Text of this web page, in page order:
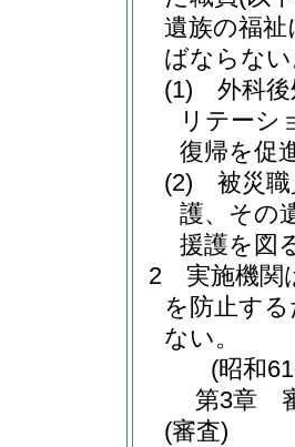
遺族の福
ばならな
(1)
外科
リテーシ
復帰を促
(2)
被災
護、その
援護を図
2
実施機関
を防止す
ない。
(昭和
第3章
(審査)